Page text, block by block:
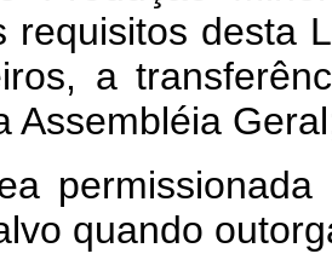
requisitos desta
a
Assembléia
quando